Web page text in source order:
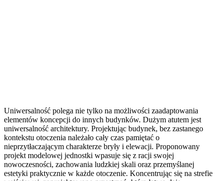
Uniwersalność polega nie tylko na możliwości zaadaptowania
elementów koncepcji do innych budynków. Dużym atutem jest
uniwersalność architektury. Projektując budynek, bez zastanego
kontekstu otoczenia należało cały czas pamiętać o
nieprzytłaczającym charakterze bryły i elewacji. Proponowany
projekt modelowej jednostki wpasuje się z racji swojej
nowoczesności, zachowania ludzkiej skali oraz przemyślanej
estetyki praktycznie w każde otoczenie. Koncentrując się na strefie